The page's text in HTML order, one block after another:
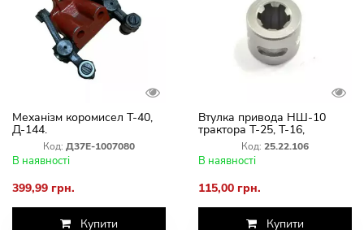
Механізм коромисел Т-40,
Д-144.
Код: Д37Е-1007080
В наявності
399,99 грн.
Купити
Втулка привода НШ-10
трактора Т-25, Т-16,
25.22.106Код: 25.22.106
В наявності
115,00 грн.
Купити